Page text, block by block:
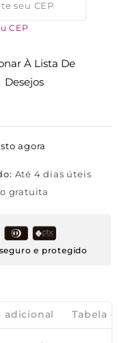
CEP
À Lista De
Desejos
agora
Até 4 dias úteis
gratuita
e protegido
adicional Tabela de